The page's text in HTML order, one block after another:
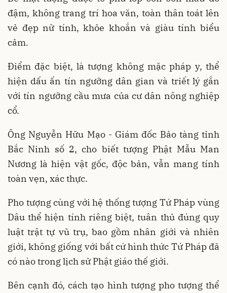
đậm, không trang trí hoa văn, toàn thân toát lên
vẻ đẹp nữ tính, khỏe khoắn và giàu tính biểu
cảm.
Điểm đặc biệt, là tượng không mặc pháp y, thể
hiện dấu ấn tín ngưỡng dân gian và triết lý gắn
với tín ngưỡng cầu mưa của cư dân nông nghiệp
cổ.
Ông Nguyễn Hữu Mạo - Giám đốc Bảo tàng tỉnh
Bắc Ninh số 2, cho biết tượng Phật Mẫu Man
Nương là hiện vật gốc, độc bản, vẫn mang tính
toàn vẹn, xác thực.
Pho tượng cùng với hệ thống tượng Tứ Pháp vùng
Dâu thể hiện tính riêng biệt, tuân thủ đúng quy
luật trật tự vũ trụ, bao gồm nhân giới và nhiên
giới, không giống với bất cứ hình thức Tứ Pháp đã
có nào trong lịch sử Phật giáo thế giới.
Bên cạnh đó, cách tạo hình tượng pho tượng thể